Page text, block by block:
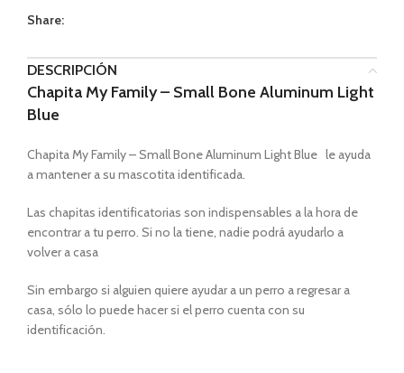
Share:
DESCRIPCIÓN
Chapita My Family – Small Bone Aluminum Light
Blue
Chapita My Family – Small Bone Aluminum Light Blue le ayuda
a mantener a su mascotita identificada.
Las chapitas identificatorias son indispensables a la hora de
encontrar a tu perro. Si no la tiene, nadie podrá ayudarlo a
volver a casa
Sin embargo si alguien quiere ayudar a un perro a regresar a
casa, sólo lo puede hacer si el perro cuenta con su
identificación.